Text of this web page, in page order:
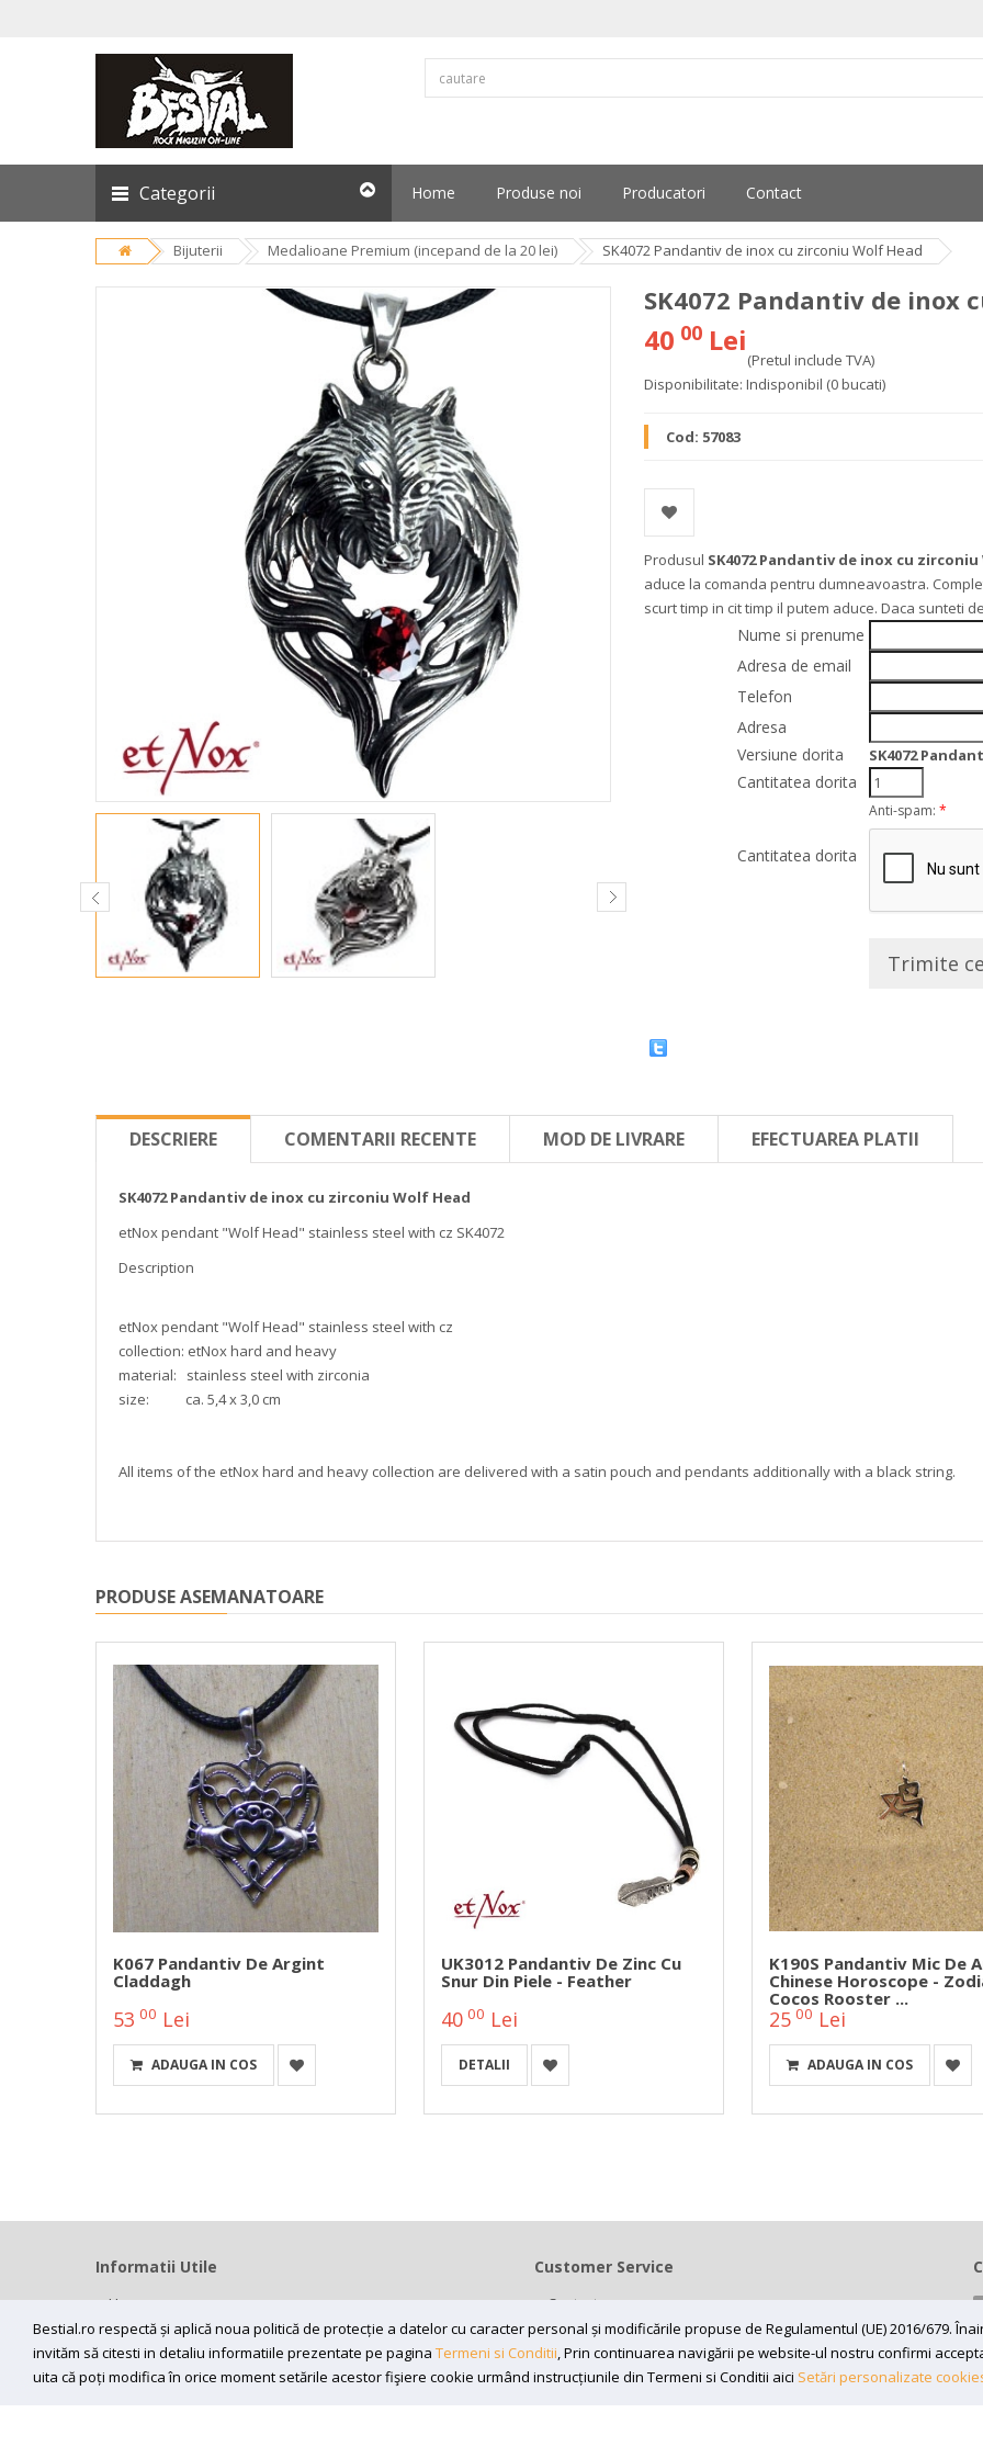
Categorii Home Produse noi Producatori Contact
Bijuterii Medalioane Premium (incepand de la 20 lei) SK4072 Pandantiv de inox cu zirconiu Wolf Head
SK4072 Pandantiv de inox
40 00 Lei
(Pretul include TVA)
Disponibilitate: Indisponibil (0 bucati)
Cod: 57083
Produsul SK4072 Pandantiv de inox cu
aduce la comanda pentru dumneavoastra.
scurt timp in cit timp il putem aduce. Daca sunteti
Nume si prenume
Adresa de email
Telefon
Adresa
Versiune dorita
SK4072
Cantitatea dorita
Cantitatea dorita
Anti-spam: *
Trimite
DESCRIERE COMENTARII RECENTE MOD DE LIVRARE EFECTUAREA PLATII
SK4072Pandantiv de inox cu zirconiu Wolf Head
etNox pendant "Wolf Head" stainless steel with cz SK4072
Description
etNox pendant "Wolf Head" stainless steel with cz
collection: etNox hard and heavy
material: stainless steel with zirconia
size: ca. 5,4 x 3,0 cm
All items of the etNox hard and heavy collection are delivered with a satin pouch and pendants additionally with a black string.
PRODUSE ASEMANATOARE
K067 Pandantiv De Argint
Claddagh
53 00 Lei
ADAUGA IN COS
UK3012 Pandantiv De Zinc Cu
Snur Din Piele - Feather
4000 Lei
DETALII
K190S Pandantiv Mic De
Chinese Horoscope -
Cocos Rooster ...
25 00 Lei
ADAUGA IN COS
Bestial.ro respectă și aplică noua politică de protecție a datelor cu caracter personal și modificările propuse de Regulamentul (UE) 2016/679.
invităm să citesti in detaliu informatiile prezentate pe pagina Termeni si Conditii, Prin continuarea navigării pe website-ul nostru confirmi
uita că poți modifica în orice moment setările acestor fişiere cookie urmând instrucțiunile din Termeni si Conditii aici Setări personalizate
Informatii Utile
Home
Modalitati livrare
Efectuarea platii
ANPC
Customer Service
Contact
Termeni si conditii
Contul meu